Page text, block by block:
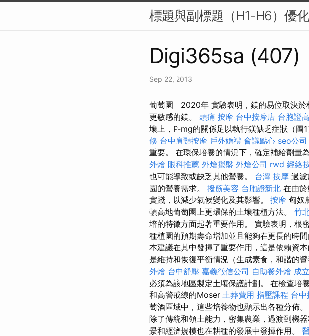
標題與副標題（H1-H6）優
Digi365sa (407)
Sep 22, 2013
葡萄園，2020年 實驗表明，鎂的易位取決
更敏感的鎂。 頭痛 按摩 台中按摩店 台胞證
壤上，P-mg的關係足以執行鎂缺乏症狀（圖
修 台中肩頸按摩 戶外婚禮 會議點心 seo公司
重要。 在環保培養的情況下，確定補給劑量
外燴 眼科推薦 外燴擺盤 外燴公司 rwd 經絡
也可能導致或缺乏其他營養。 台灣 按摩 過濾
園的營養需求。 撥筋美容 台胞證新北 在由
實踐，以減少氣候變化及其影響。 按摩 匈奴
頓高地葡萄園上更環保的土壤種植方法。 竹
培的特徵方面起著重要作用。 實驗表明，根
種植園的預期壽命增加並且能夠在更長的時
本建議在其中發揮了重要作用，這是依賴資
是維持和恢復平衡情況（生成素食，和諧的營
外燴 台中舒壓 嘉義徵信公司 自助餐外燴 成
必須為該地區製定土壤保護計劃。 在檢查培
和高警戒線的Moser 土葬費用 指壓課程 台中
萄酒區域中，這些培養物也顯示出各種分佈。
除了傳統和領土能力，密集農業，過渡到機
景和經濟規模也在耕種的發展中發揮作用。